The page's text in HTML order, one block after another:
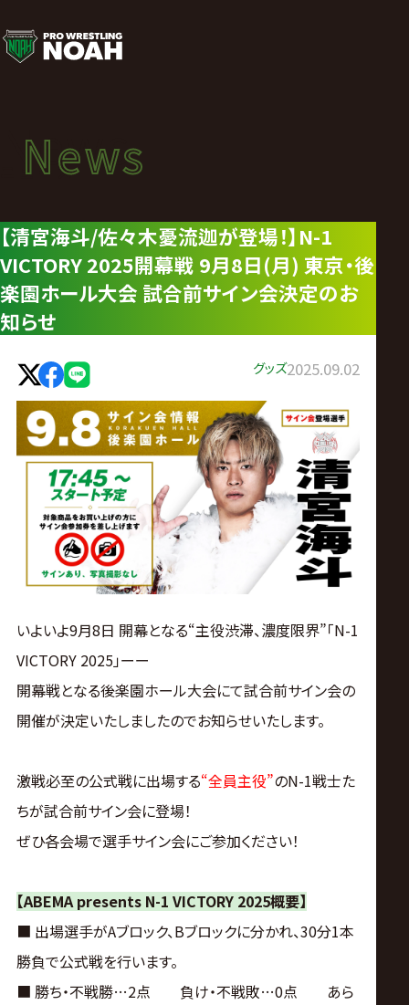
ニ
ュ
ー
ス
|
プ
ロ
レ
ス
リ
グ・
ノ
ア
公
式
サ
イ
ト
News
ニュース
News
【清宮海斗/佐々木憂流迦が登場！】N-1
VICTORY 2025開幕戦 9月8日(月) 東京・後
楽園ホール大会 試合前サイン会決定のお
知らせ
グッズ2025.09.02
いよいよ9月8日 開幕となる“主役渋滞、濃度限界”「N-1
VICTORY 2025」ーー
開幕戦となる後楽園ホール大会にて試合前サイン会の
開催が決定いたしましたのでお知らせいたします。
激戦必至の公式戦に出場する“全員主役”のN-1戦士た
ちが試合前サイン会に登場！
ぜひ各会場で選手サイン会にご参加ください！
【ABEMA presents N-1 VICTORY 2025概要】
■ 出場選手がAブロック、Bブロックに分かれ、30分1本
勝負で公式戦を行います。
■ 勝ち・不戦勝…2点 負け・不戦敗…0点 あら